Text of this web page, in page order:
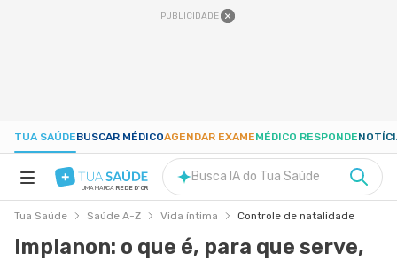
PUBLICIDADE
TUA SAÚDEBUSCAR MÉDICOAGENDAR EXAMEMÉDICO RESPONDE
UMA MARCA REDE D'OR
Busca IA do Tua Saúde
Tua Saúde Saúde A-Z Vida íntima Controle de natalidade
Implanon: o que é, para que serve,